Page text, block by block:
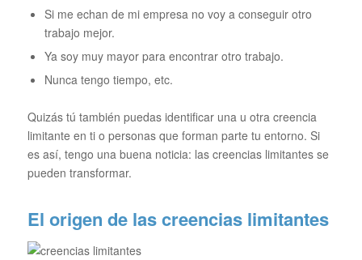
Si me echan de mi empresa no voy a conseguir otro
trabajo mejor.
Ya soy muy mayor para encontrar otro trabajo.
Nunca tengo tiempo, etc.
Quizás tú también puedas identificar una u otra creencia
limitante en ti o personas que forman parte tu entorno. Si
es así, tengo una buena noticia: las creencias limitantes se
pueden transformar.
El origen de las creencias limitantes